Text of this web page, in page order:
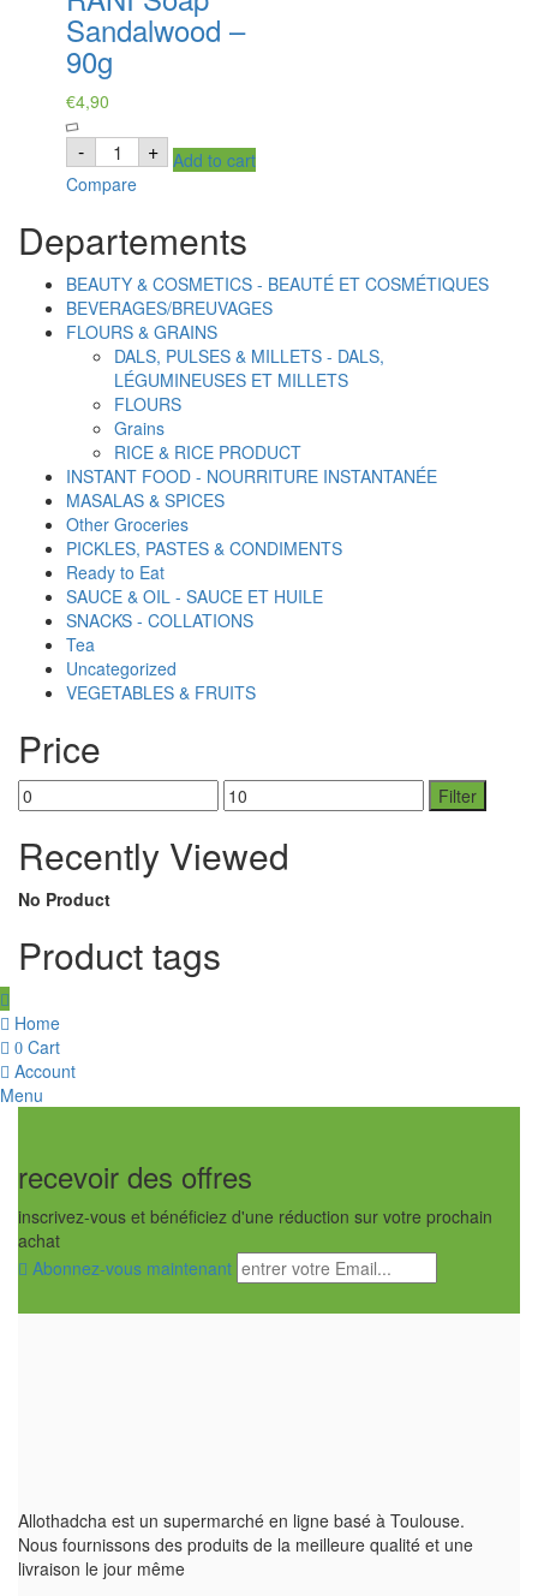
Sandalwood –
90g
€4,90
- RANI
Soap
Sandalwood
-
quantity
+ Add to cart
Compare
Departements
BEAUTY & COSMETICS - BEAUTÉ ET COSMÉTIQUES
BEVERAGES/BREUVAGES
FLOURS & GRAINS
DALS, PULSES & MILLETS - DALS,
LÉGUMINEUSES ET MILLETS
FLOURS
Grains
RICE & RICE PRODUCT
INSTANT FOOD - NOURRITURE INSTANTANÉE
MASALAS & SPICES
Other Groceries
PICKLES, PASTES & CONDIMENTS
Ready to Eat
SAUCE & OIL - SAUCE ET HUILE
SNACKS - COLLATIONS
Tea
Uncategorized
VEGETABLES & FRUITS
Price
Min
price
Max
price
Filter
Recently Viewed
No Product
Product tags
Home
0 Cart
Account
Menu
recevoir des offres
inscrivez-vous et bénéficiez d'une réduction sur votre prochain
achat
Abonnez-vous maintenant
Allothadcha est un supermarché en ligne basé à Toulouse.
Nous fournissons des produits de la meilleure qualité et une
livraison le jour même